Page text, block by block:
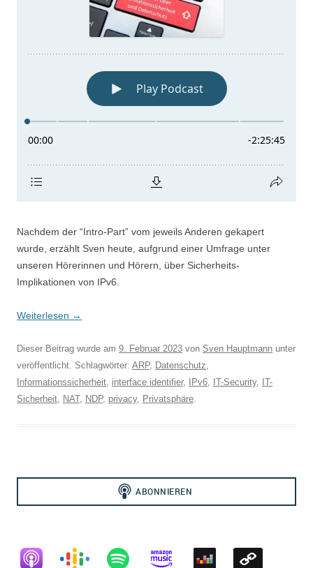
Nachdem der “Intro-Part” vom jeweils Anderen gekapert
wurde, erzählt Sven heute, aufgrund einer Umfrage unter
unseren Hörerinnen und Hörern, über Sicherheits-
Implikationen von IPv6.
Weiterlesen →
Dieser Beitrag wurde am 9. Februar 2023 von Sven Hauptmann unter
veröffentlicht. Schlagwörter: ARP, Datenschutz,
Informationssicherheit, interface identifier, IPv6, IT-Security, IT-
Sicherheit, NAT, NDP, privacy, Privatsphäre.